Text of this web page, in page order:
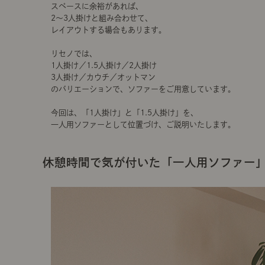
スペースに余裕があれば、
2～3人掛けと組み合わせて、
レイアウトする場合もあります。
リセノでは、
1人掛け／1.5人掛け／2人掛け
3人掛け／カウチ／オットマン
のバリエーションで、ソファーをご用意しています。
今回は、「1人掛け」と「1.5人掛け」を、
一人用ソファーとして位置づけ、ご説明いたします。
休憩時間で気が付いた「一人用ソファー